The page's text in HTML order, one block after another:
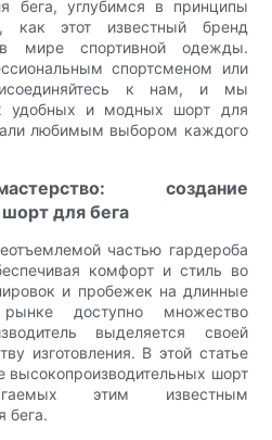
бега, углубимся в принципы
как этот известный бренд
мире спортивной одежды.
спортсменом или
к нам, и мы
удобных и модных шорт для
любимым выбором каждого
создание
для бега
частью гардероба
комфорт и стиль во
и пробежек на длинные
доступно множество
выделяется своей
изготовления. В этой статье
высокопроизводительных шорт
этим известным
бега.